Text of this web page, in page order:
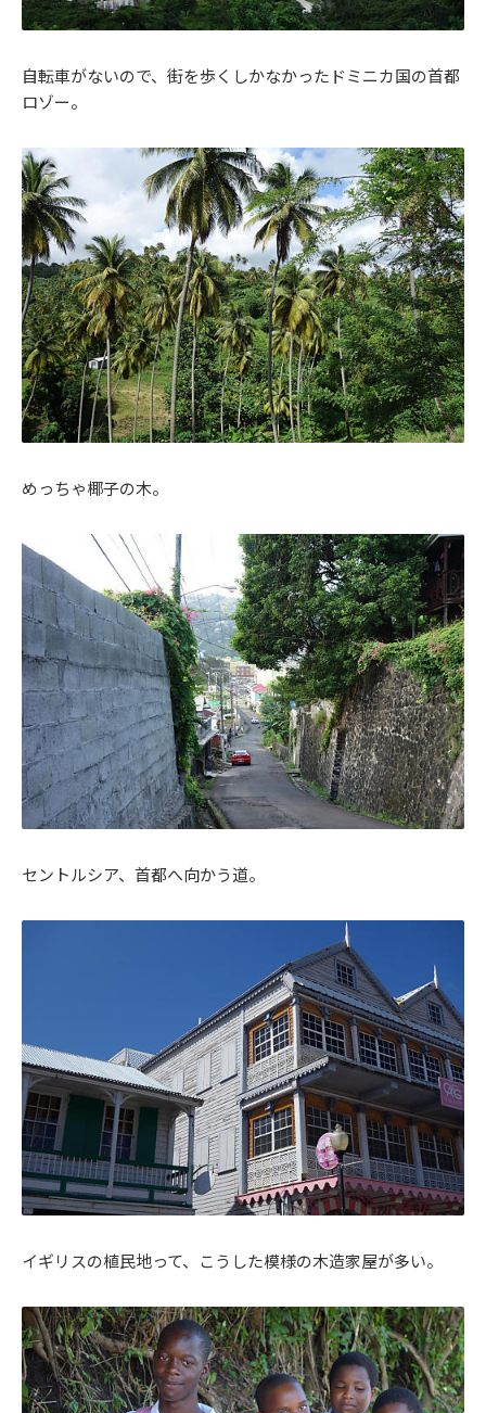
自転車がないので、街を歩くしかなかったドミニカ国の首都
ロゾー。
めっちゃ椰子の木。
セントルシア、首都へ向かう道。
イギリスの植民地って、こうした模様の木造家屋が多い。